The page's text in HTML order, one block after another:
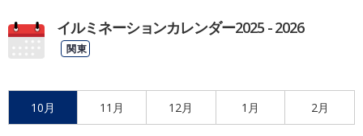
イルミネーションカレンダー2025 - 2026
関東
10月 11月 12月 1月 2月